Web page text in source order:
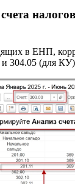
в ЕНП,
304.05 (для